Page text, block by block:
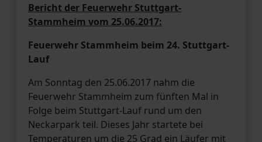
Bericht der Feuerwehr Stuttgart-
Stammheim vom 25.06.2017:
Feuerwehr Stammheim beim 24. Stuttgart-
Lauf
Am Sonntag den 25.06.2017 nahm die
Feuerwehr Stammheim zum fünften Mal in
Folge beim Stuttgart-Lauf rund um den
Neckarpark teil. Dieses Jahr startete bei
Temperaturen um die 25 Grad ein Läufer mit